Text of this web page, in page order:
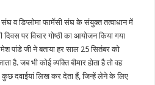
संघ व डिप्लोमा फार्मेसी संघ के संयुक्त तत्वाधान में
पर विचार गोष्ठी का आयोजन किया गया
पांडे जी ने बताया हर साल 25 सितंबर को
है. जब भी कोई व्यक्ति बीमार होता है तो वह
दवाईयां लिख कर देता हैं, जिन्हें लेने के लिए